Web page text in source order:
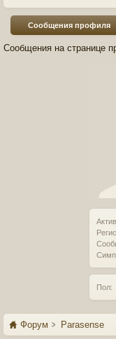
Пол:
Сообщения профиля
Сообщения на странице
Форум Parasense